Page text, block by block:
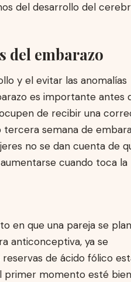
del desarrollo del
del embarazo
y el evitar las anomalías
es importante antes
de recibir una
tercera semana de
no se dan cuenta de
cuando toca la
en que una pareja se
anticonceptiva, ya se
de ácido fólico
primer momento esté bien